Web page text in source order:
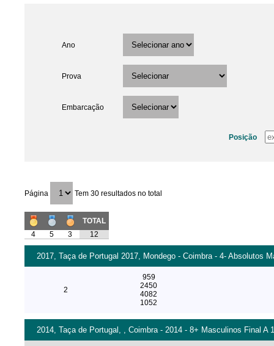
Ano
Prova
Embarcação
Posição
Página Tem 30 resultados no total
TOTAL
4
5 3 12
2017, Taça de Portugal 2017, Mondego - Coimbra - 4- Absolutos
2
959
2450
4082
1052
2014, Taça de Portugal, , Coimbra - 2014 - 8+ Masculinos Final A